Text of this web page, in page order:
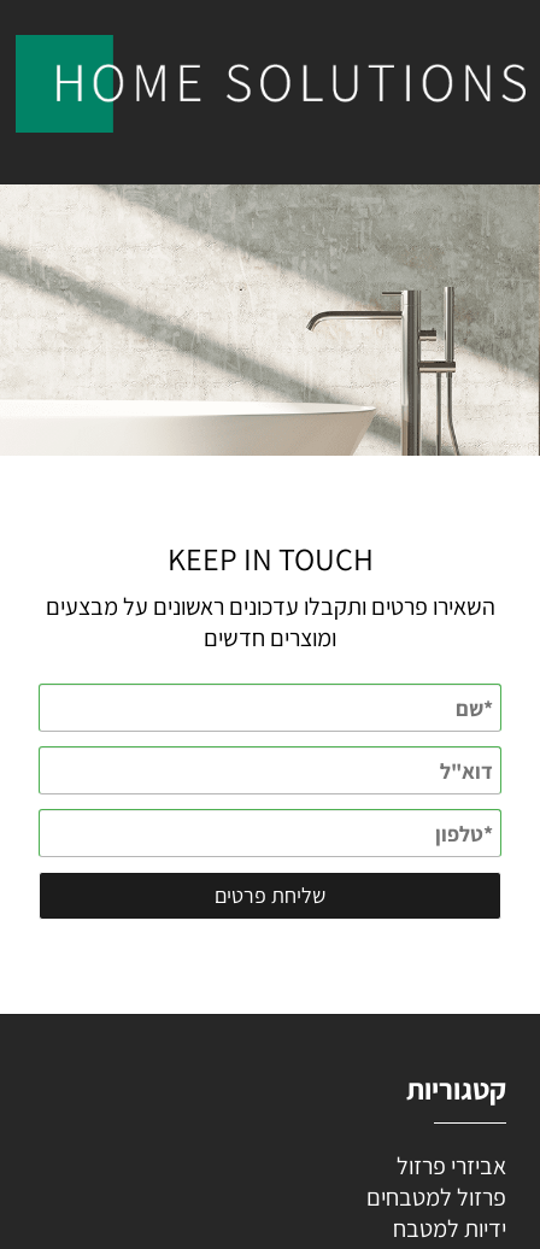
KEEP IN TOUCH
השאירו פרטים ותקבלו עדכונים ראשונים על מבצעים
ומוצרים חדשים
קטגוריות
אביזרי פרזול
פרזול למטבחים
ידיות למטבח